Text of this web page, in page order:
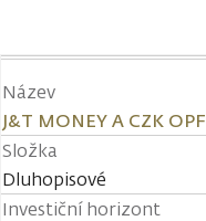
Název
J&T MONEY A CZK OPF
Složka
Dluhopisové
Investiční horizont